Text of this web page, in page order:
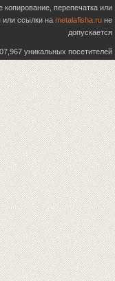
перепечатка или
или ссылки на metalafisha.ru не
допускается
уникальных посетителей